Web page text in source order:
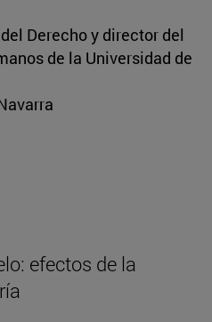
Derecho y director del
de la Universidad de
efectos de la